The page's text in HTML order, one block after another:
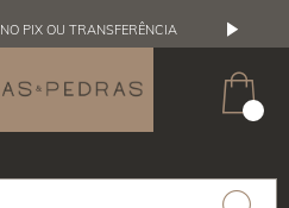
NO PIX OU TRANSFERÊNCIA